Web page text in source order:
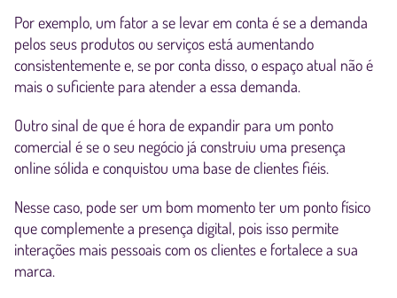
Por exemplo, um fator a se levar em conta é se a demanda
pelos seus produtos ou serviços está aumentando
consistentemente e, se por conta disso, o espaço atual não é
mais o suficiente para atender a essa demanda.
Outro sinal de que é hora de expandir para um ponto
comercial é se o seu negócio já construiu uma presença
online sólida e conquistou uma base de clientes fiéis.
Nesse caso, pode ser um bom momento ter um ponto físico
que complemente a presença digital, pois isso permite
interações mais pessoais com os clientes e fortalece a sua
marca.